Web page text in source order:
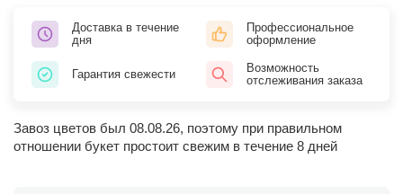
Доставка в течение
дня
Профессиональное
оформление
Гарантия свежести
Возможность
отслеживания заказа
Завоз цветов был 08.08.26, поэтому при правильном
отношении букет простоит свежим в течение 8 дней